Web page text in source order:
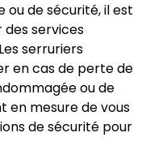
ou de sécurité, il est
services
serruriers
en cas de perte de
ou de
en mesure de vous
de sécurité pour